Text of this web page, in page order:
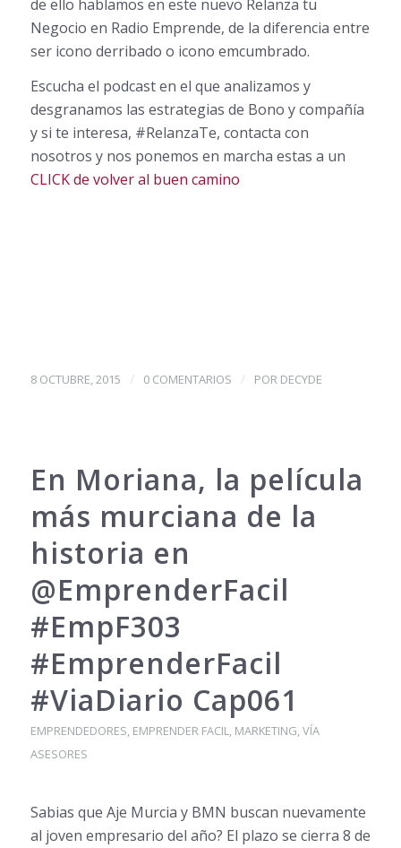
de ello hablamos en este nuevo Relanza tu
Negocio en Radio Emprende, de la diferencia entre
ser icono derribado o icono emcumbrado.
Escucha el podcast en el que analizamos y
desgranamos las estrategias de Bono y compañía
y si te interesa, #RelanzaTe, contacta con
nosotros y nos ponemos en marcha estas a un
CLICK de volver al buen camino
8 OCTUBRE, 2015 / 0 COMENTARIOS / POR DECYDE
En Moriana, la película
más murciana de la
historia en
@EmprenderFacil
#EmpF303
#EmprenderFacil
#ViaDiario Cap061
EMPRENDEDORES, EMPRENDER FACIL, MARKETING,VÍA
ASESORES
Sabias que Aje Murcia y BMN buscan nuevamente
al joven empresario del año? El plazo se cierra 8 de